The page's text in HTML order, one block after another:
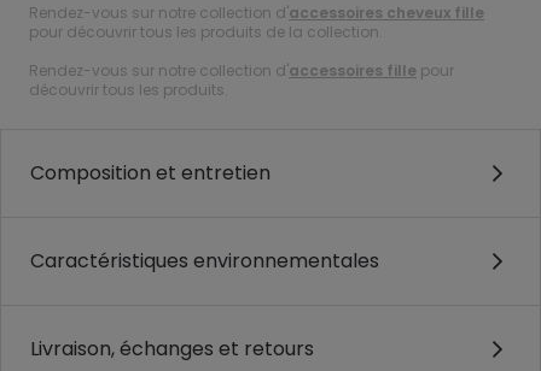
Rendez-vous sur notre collection d'accessoires cheveux fille
pour découvrir tous les produits de la collection.
Rendez-vous sur notre collection d'accessoires fille pour
découvrir tous les produits.
Composition et entretien
Caractéristiques environnementales
Livraison, échanges et retours